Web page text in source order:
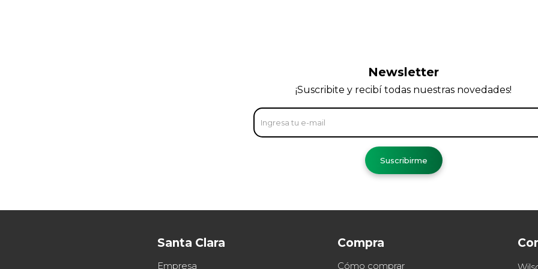
Santa Clara
Empresa
Compra
Cómo comprar
Newsletter
¡Suscribite y recibí todas nuestras novedades!
Suscribirme